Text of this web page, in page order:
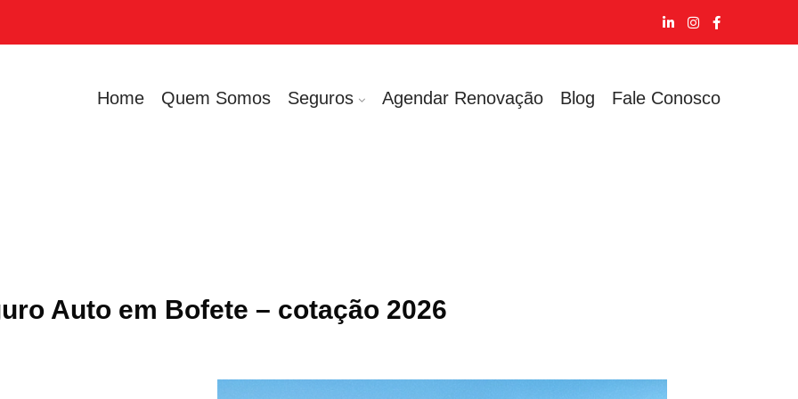
Home Quem Somos Seguros Agendar Renovação Blog Fale Conosco
Auto em Bofete – cotação 2026